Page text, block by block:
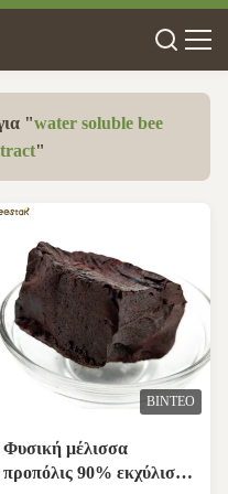
"water soluble bee
"
ΒΊΝΤΕΟ
Φυσική μέλισσα
προπόλις 90% εκχύλισμα